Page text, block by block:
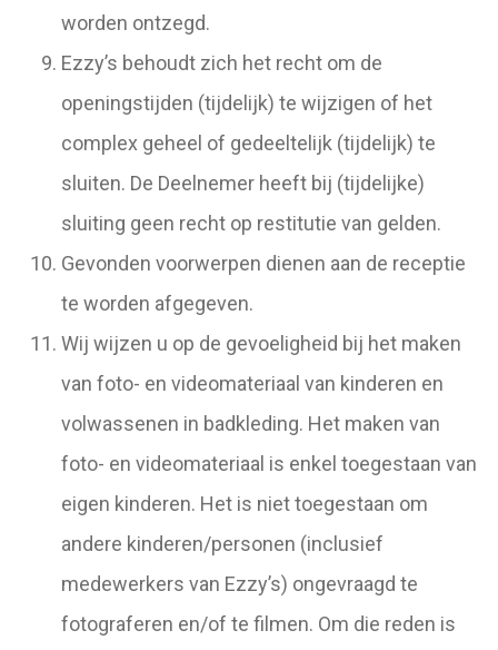
worden ontzegd.
Ezzy’s behoudt zich het recht om de
openingstijden (tijdelijk) te wijzigen of het
complex geheel of gedeeltelijk (tijdelijk) te
sluiten. De Deelnemer heeft bij (tijdelijke)
sluiting geen recht op restitutie van gelden.
Gevonden voorwerpen dienen aan de receptie
te worden afgegeven.
Wij wijzen u op de gevoeligheid bij het maken
van foto- en videomateriaal van kinderen en
volwassenen in badkleding. Het maken van
foto- en videomateriaal is enkel toegestaan van
eigen kinderen. Het is niet toegestaan om
andere kinderen/personen (inclusief
medewerkers van Ezzy’s) ongevraagd te
fotograferen en/of te filmen. Om die reden is